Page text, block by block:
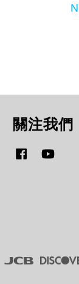
關注我們
Facebook
AmericanJCB